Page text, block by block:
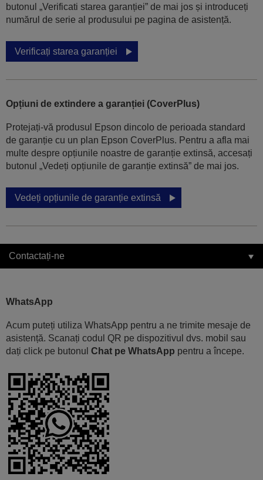
butonul „Verificati starea garanției” de mai jos și introduceți
numărul de serie al produsului pe pagina de asistență.
Verificați starea garanției
Opțiuni de extindere a garanției (CoverPlus)
Protejați-vă produsul Epson dincolo de perioada standard
de garanție cu un plan Epson CoverPlus. Pentru a afla mai
multe despre opțiunile noastre de garanție extinsă, accesați
butonul „Vedeți opțiunile de garanție extinsă” de mai jos.
Vedeți opțiunile de garanție extinsă
Contactați-ne
WhatsApp
Acum puteți utiliza WhatsApp pentru a ne trimite mesaje de
asistență. Scanați codul QR pe dispozitivul dvs. mobil sau
dați click pe butonul Chat pe WhatsApp pentru a începe.